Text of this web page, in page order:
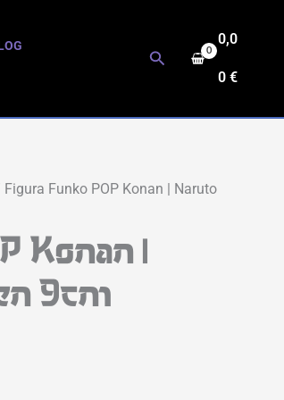
Buscar
0,0
0€
Figura Funko POP Konan | Naruto
Konan |
9cm